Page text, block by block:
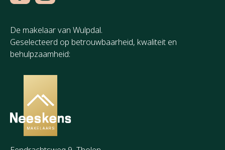
De makelaar van Wulpdal.
Geselecteerd op betrouwbaarheid, kwaliteit en
behulpzaamheid: